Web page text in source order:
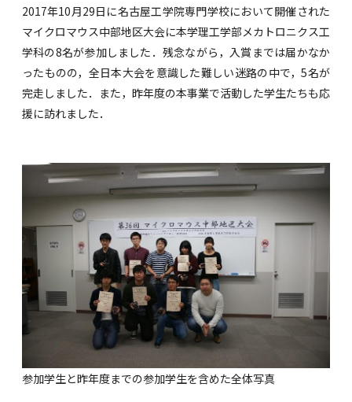
2017年10月29日に名古屋工学院専門学校において開催された
マイクロマウス中部地区大会に本学理工学部メカトロニクス工
学科の8名が参加しました．残念ながら，入賞までは届かなか
ったものの，全日本大会を意識した難しい迷路の中で，5名が
完走しました．また，昨年度の本事業で活動した学生たちも応
援に訪れました．
参加学生と昨年度までの参加学生を含めた全体写真